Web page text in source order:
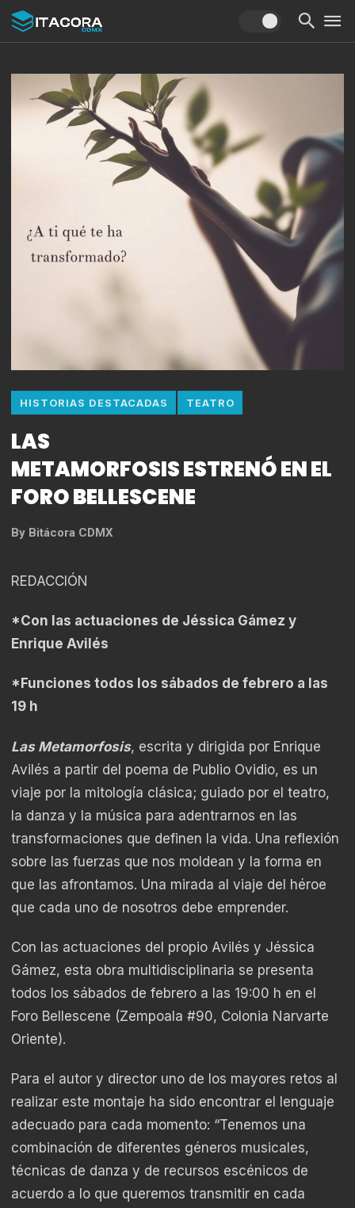
HISTORIAS DESTACADAS TEATRO
LAS
METAMORFOSIS ESTRENÓ EN EL
FORO BELLESCENE
By Bitácora CDMX
REDACCIÓN
*Con las actuaciones de Jéssica Gámez y
Enrique Avilés
*Funciones todos los sábados de febrero a las
19 h
Las Metamorfosis, escrita y dirigida por Enrique
Avilés a partir del poema de Publio Ovidio, es un
viaje por la mitología clásica; guiado por el teatro,
la danza y la música para adentrarnos en las
transformaciones que definen la vida. Una reflexión
sobre las fuerzas que nos moldean y la forma en
que las afrontamos. Una mirada al viaje del héroe
que cada uno de nosotros debe emprender.
Con las actuaciones del propio Avilés y Jéssica
Gámez, esta obra multidisciplinaria se presenta
todos los sábados de febrero a las 19:00 h en el
Foro Bellescene (Zempoala #90, Colonia Narvarte
Oriente).
Para el autor y director uno de los mayores retos al
realizar este montaje ha sido encontrar el lenguaje
adecuado para cada momento: “Tenemos una
combinación de diferentes géneros musicales,
técnicas de danza y de recursos escénicos de
acuerdo a lo que queremos transmitir en cada